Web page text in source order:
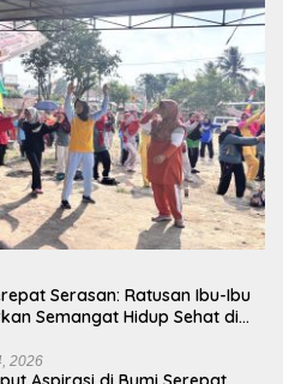
Serasan: Ratusan Ibu-Ibu
Semangat Hidup Sehat di
2026